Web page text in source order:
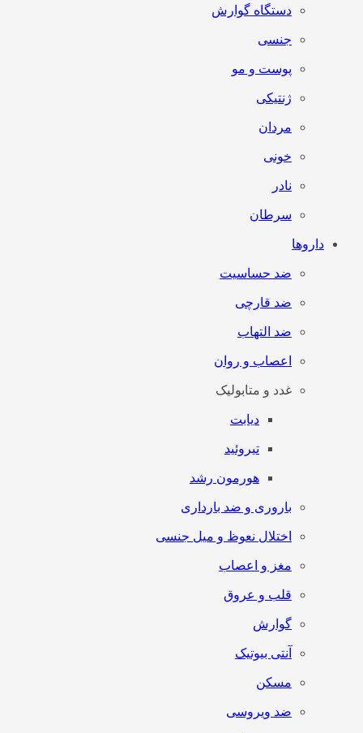
دستگاه گوارش
جنسی
پوست و مو
ژنتیکی
مردان
خونی
نادر
سرطان
داروها
ضد حساسیت
ضد قارچی
ضد التهاب
اعصاب و روان
غدد و متابولیک
دیابت
تیروئید
هورمون رشد
باروری و ضد بارداری
اختلال نعوظ و میل جنسی
مغز و اعصاب
قلب و عروق
گوارش
آنتی‌ بیوتیک
مسکن
ضد ویروسی